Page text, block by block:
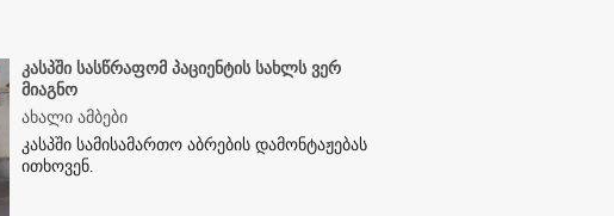
კასპში სასწრაფომ პაციენტის სახლს ვერ
მიაგნო
ახალი ამბები
კასპში სამისამართო აბრების დამონტაჟებას
ითხოვენ.